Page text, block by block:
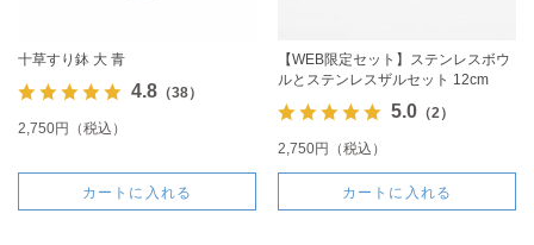
十草すり鉢 大 青
4.8（38）
2,750円（税込）
カートに入れる
【WEB限定セット】ステンレスボウ
ルとステンレスザルセット 12cm
5.0（2）
2,750円（税込）
カートに入れる